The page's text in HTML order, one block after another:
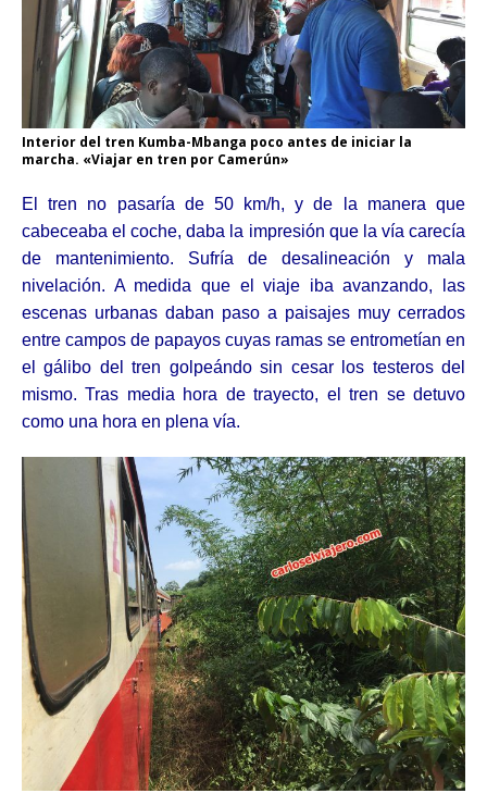
Interior del tren Kumba-Mbanga poco antes de iniciar la
marcha. «Viajar en tren por Camerún»
El tren no pasaría de 50 km/h, y de la manera que
cabeceaba el coche, daba la impresión que la vía carecía
de mantenimiento. Sufría de desalineación y mala
nivelación. A medida que el viaje iba avanzando, las
escenas urbanas daban paso a paisajes muy cerrados
entre campos de papayos cuyas ramas se entrometían en
el gálibo del tren golpeándo sin cesar los testeros del
mismo. Tras media hora de trayecto, el tren se detuvo
como una hora en plena vía.